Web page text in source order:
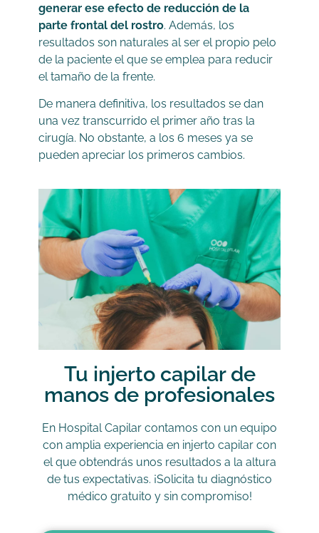
generar ese efecto de reducción de la
parte frontal del rostro. Además, los
resultados son naturales al ser el propio pelo
de la paciente el que se emplea para reducir
el tamaño de la frente.
De manera definitiva, los resultados se dan
una vez transcurrido el primer año tras la
cirugía. No obstante, a los 6 meses ya se
pueden apreciar los primeros cambios.
Tu injerto capilar de
manos de profesionales
En Hospital Capilar contamos con un equipo
con amplia experiencia en injerto capilar con
el que obtendrás unos resultados a la altura
de tus expectativas. ¡Solicita tu diagnóstico
médico gratuito y sin compromiso!